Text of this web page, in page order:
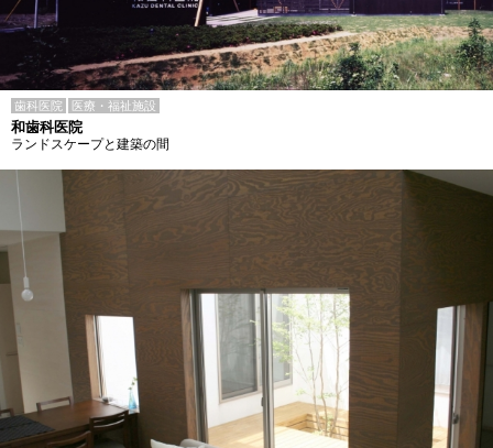
歯科医院 医療・福祉施設
和歯科医院
ランドスケープと建築の間